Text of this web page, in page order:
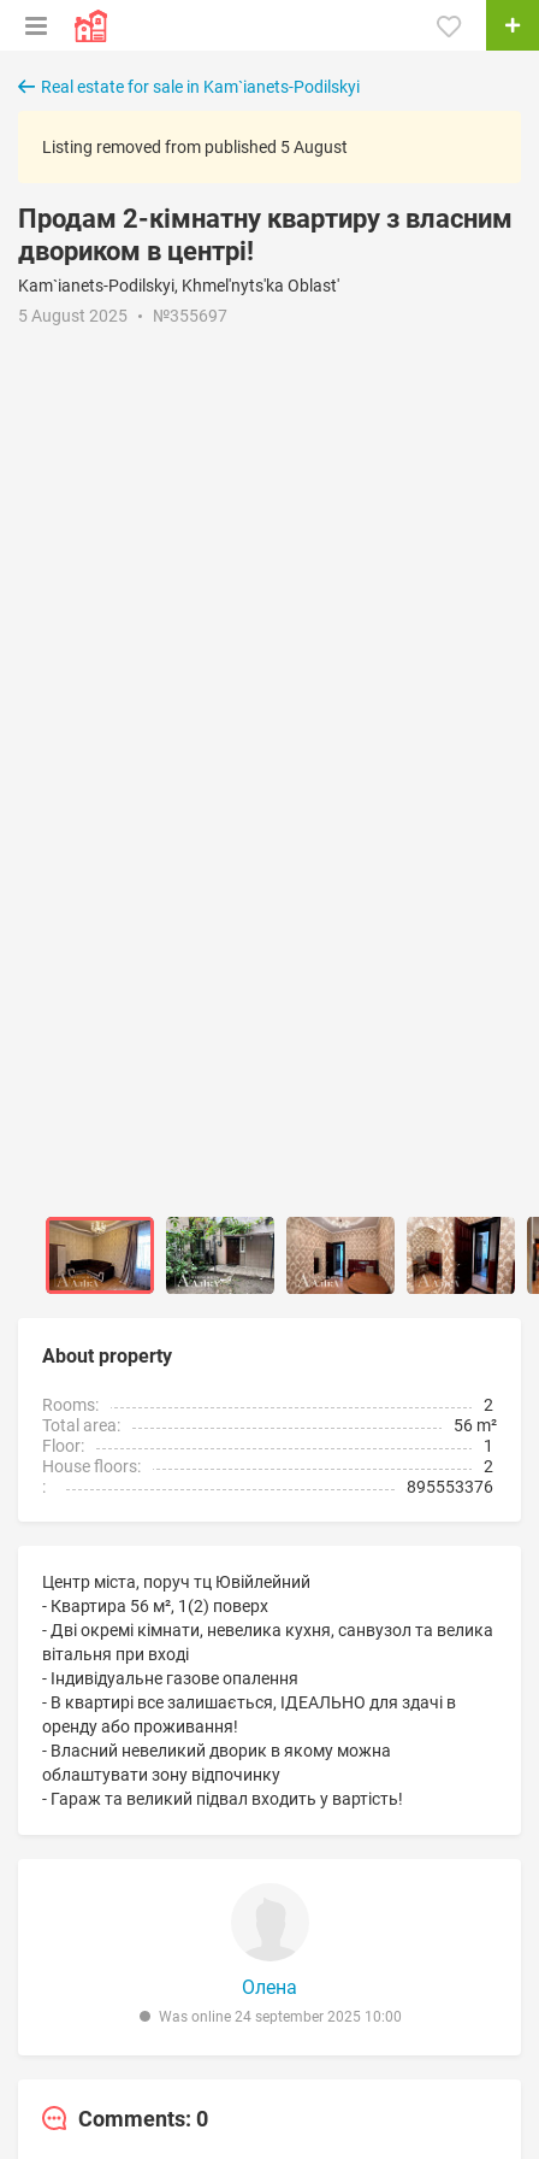
Real estate for sale in Kam`ianets-Podilskyi
Listing removed from published 5 August
Продам 2-кімнатну квартиру з власним
двориком в центрі!
Kam`ianets-Podilskyi, Khmel'nyts'ka Oblast'
5 August 2025
№355697
About property
Rooms:
2
Total area:
56 m²
Floor:
1
House floors:
2
:
895553376
Центр міста, поруч тц Ювійлейний
- Квартира 56 м², 1(2) поверх
- Дві окремі кімнати, невелика кухня, санвузол та велика
вітальня при вході
- Індивідуальне газове опалення
- В квартирі все залишається, ІДЕАЛЬНО для здачі в
оренду або проживання!
- Власний невеликий дворик в якому можна
облаштувати зону відпочинку
- Гараж та великий підвал входить у вартість!
Олена
Was online 24 september 2025 10:00
Comments: 0